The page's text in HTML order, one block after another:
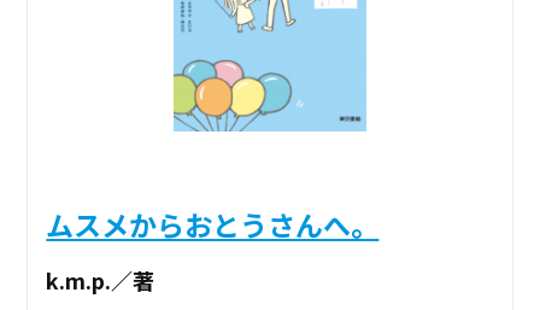
ムスメからおとうさんへ。
k.m.p.／著